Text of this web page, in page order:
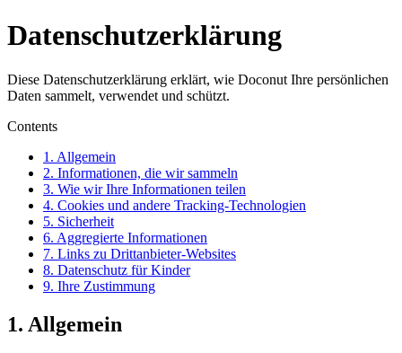
Datenschutzerklärung
Diese Datenschutzerklärung erklärt, wie Doconut Ihre persönlichen
Daten sammelt, verwendet und schützt.
Contents
1. Allgemein
2. Informationen, die wir sammeln
3. Wie wir Ihre Informationen teilen
4. Cookies und andere Tracking-Technologien
5. Sicherheit
6. Aggregierte Informationen
7. Links zu Drittanbieter-Websites
8. Datenschutz für Kinder
9. Ihre Zustimmung
1. Allgemein